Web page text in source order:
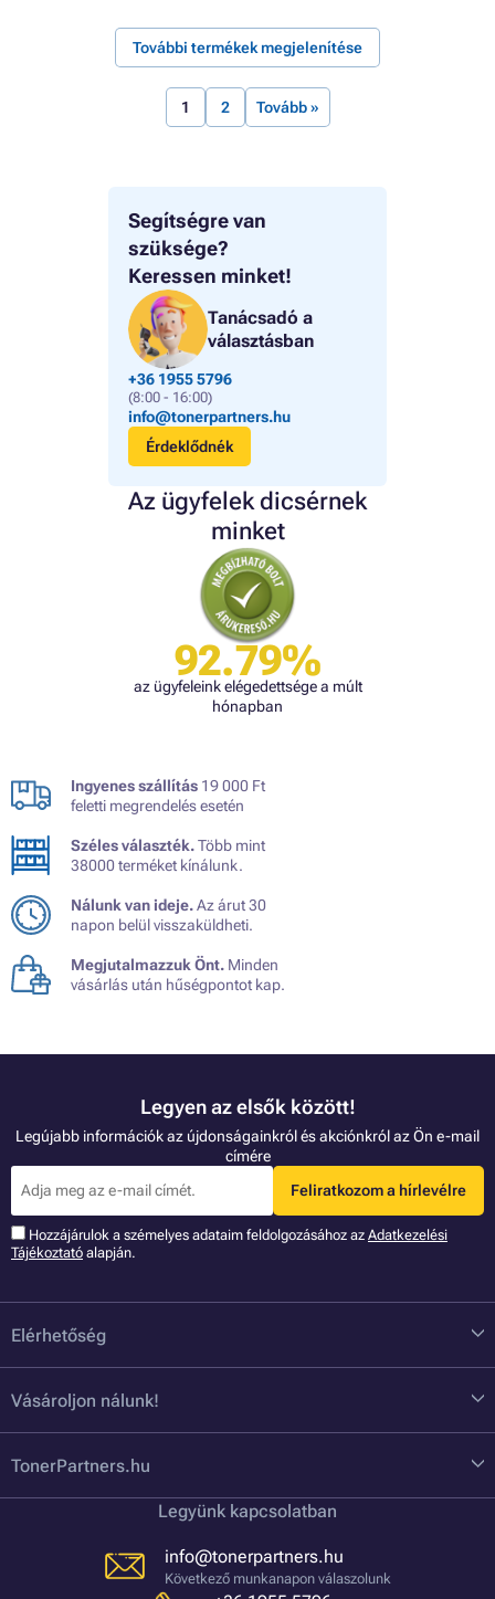
Segítségre van
szüksége?
Keressen minket!
Tanácsadó a
választásban
+36 1955 5796
(8:00 - 16:00)
info@tonerpartners.hu
Érdeklődnék
Az ügyfelek dicsérnek
minket
92.79%
az ügyfeleink elégedettsége a múlt
hónapban
További termékek megjelenítése
1 2 Tovább »
Ingyenes szállítás 19 000 Ft
feletti megrendelés esetén
Széles választék.Több mint
38000 terméket kínálunk.
Nálunk van ideje.Az árut 30
napon belül visszaküldheti.
Megjutalmazzuk Önt. Minden
vásárlás után hűségpontot kap.
Legyen az elsők között!
Legújabb információk az újdonságainkról és akciónkról az Ön e-mail
címére
Feliratkozom a hírlevélre
Hozzájárulok a szémelyes adataim feldolgozásához az Adatkezelési
Tájékoztató alapján.
Elérhetőség
Vásároljon nálunk!
TonerPartners.hu
Legyünk kapcsolatban
info@tonerpartners.hu
Következő munkanapon válaszolunk